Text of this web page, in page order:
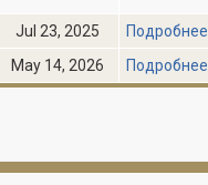
Jul 23, 2025
Подробнее
May 14, 2026 Подробнее